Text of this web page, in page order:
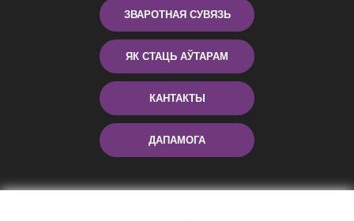
ЗВАРОТНАЯ СУВЯЗЬ
ЯК СТАЦЬ АЎТАРАМ
КАНТАКТЫ
ДАПАМОГА